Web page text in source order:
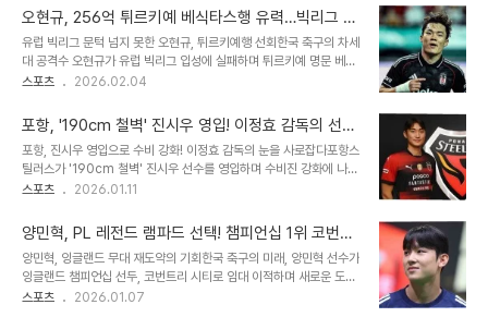
문가 팀 비..
선정되었습니다. 1998년생인 이승우는 바르셀로나 유스팀에서 높은
평가를 받았으나, 국제축구연맹(FIFA)의 징계로 인해 만 18세가 되기
전까지 공식 경기에 출전하지 못하는 시련을 겪었습니다. 이로 인해 약
3년간의 훈련 및 경기 출전 금지는 그의 성장에 큰 영향을 미쳤고, 결
국 바르셀로나 1군 데뷔 없이 팀을 떠나야 했습니다. 일본전 50m 단
아에서 성장하며..
오현규, 256억 튀르키예 베식타스행 유력…빅리그 좌
절 딛고 새 도전
유럽 빅리그 문턱 넘지 못한 오현규, 튀르키예행 선회한국 축구의 차세
대 공격수 오현규가 유럽 빅리그 입성에 실패하며 튀르키예 명문 베식
타스로의 이적을 유력하게 검토하고 있습니다. 지난 여름 독일 분데스
잉글랜드 프리미어리그 풀럼행 역시 무산되면서 오현규는 새로운 돌
파구를 찾았습니다. 튀르키예 유력 매체 '파나틱'은 베식타스가 오현규
영입에 사실상 합의했으며, 초기 제안 1,200만 유로에서 보너스를 포
함해 총액 1,500만 유로(약 256억 원) 규모의 수정 제안으로 헹크의
확답을 받아냈다고 보도했습니다. 이는 헹크 구단 역대 최고 이적료 기
현규에게 이번 튀르키예행은..
스포츠 2026.02.04
포항, '190cm 철벽' 진시우 영입! 이정효 감독의 선
택, K리그를 뒤흔들까?
포항, 진시우 영입으로 수비 강화! 이정효 감독의 눈을 사로잡다포항스
틸러스가 '190cm 철벽' 진시우 선수를 영입하며 수비진 강화에 나섰
습니다. 2002년생 센터백 진시우는 전북 현대를 거쳐 광주FC 임대
경기 출전과 코리아컵 준우승을 이끌며 실력을 입증했습니다. 이번 포
항 이적은 진시우 선수에게는 새로운 도약의 기회가 될 것이며, 포항
팬들에게는 든든한 수비 라인을 기대하게 합니다. 이정효 감독의 선택
은 항상 팬들의 기대를 모으고 있으며, 진시우 선수가 포항에서 어떤
활약을 보여줄지 귀추가 주목됩니다. 진시우, 압도적인 피지컬과 뛰어
스포츠 2026.01.11
양민혁, PL 레전드 램파드 선택! 챔피언십 1위 코번트
리 시티 임대 이적, '韓 역대급 재능'의 새로운 도전
양민혁, 잉글랜드 무대 재도약의 기회한국 축구의 미래, 양민혁 선수가
잉글랜드 챔피언십 선두, 코번트리 시티로 임대 이적하며 새로운 도전
을 시작했습니다. 토트넘 홋스퍼 소속인 양민혁은 2025-26 시즌 종
스포츠 2026.01.07